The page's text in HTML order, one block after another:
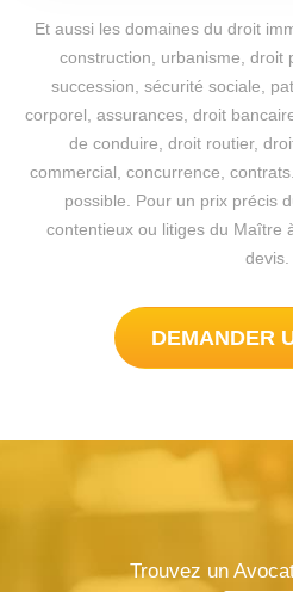
Et aussi les domaines du droit
construction, urbanisme, droit
succession, sécurité sociale,
corporel, assurances, droit
de conduire, droit routier,
commercial, concurrence,
possible. Pour un prix précis
contentieux ou litiges du Maître
devis.
DEMANDER
Trouvez un